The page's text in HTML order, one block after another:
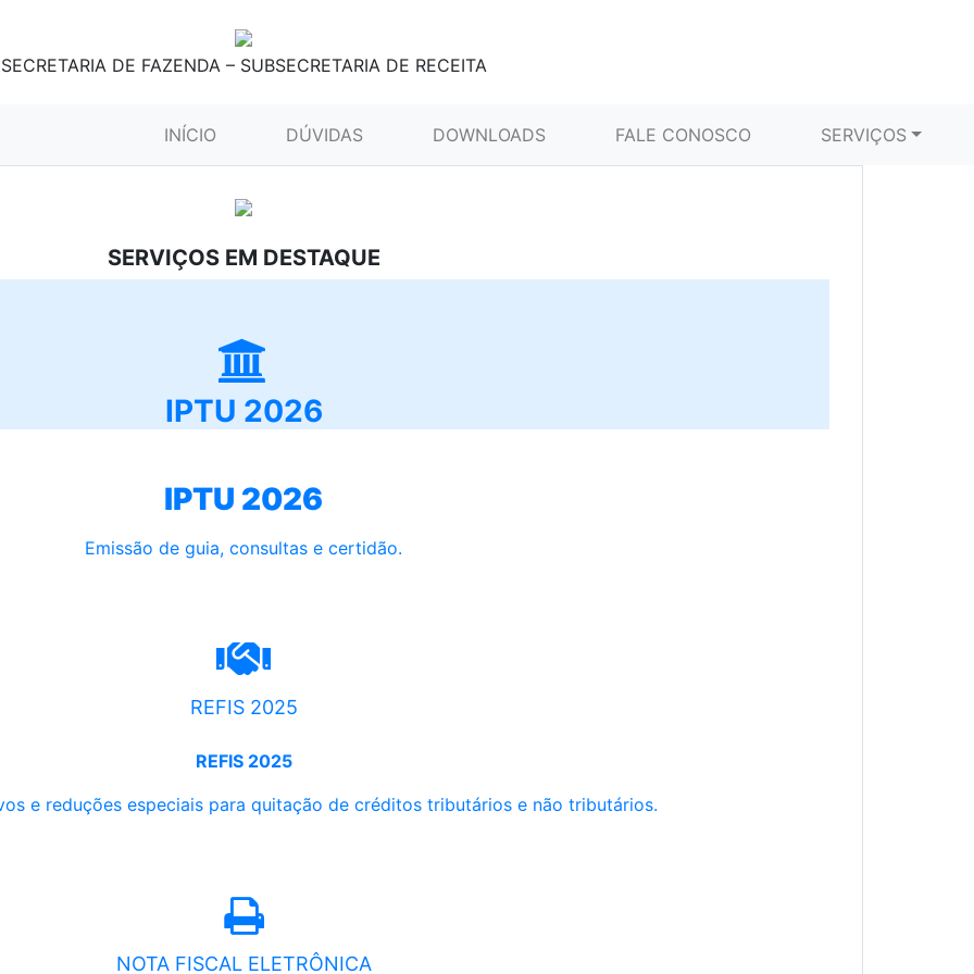
SECRETARIA DE FAZENDA – SUBSECRETARIA DE RECEITA
INÍCIO (CURRENT)DÚVIDAS DOWNLOADS FALE CONOSCO SERVIÇOS
SERVIÇOS EM DESTAQUE
IPTU 2026
IPTU 2026
Emissão de guia, consultas e certidão.
REFIS 2025
REFIS 2025
e reduções especiais para quitação de créditos tributários e não tributários.
NOTA FISCAL ELETRÔNICA